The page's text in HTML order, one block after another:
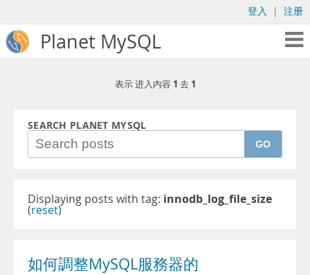
登入 | 注册
Planet MySQL
表示 进入内容 1 去 1
SEARCH PLANET MYSQL
GO
Displaying posts with tag: innodb_log_file_size
(reset)
如何調整MySQL服務器的